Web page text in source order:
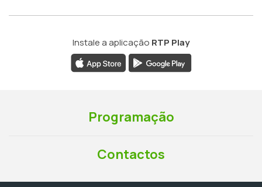
Instale a aplicação RTP Play
Programação
Contactos